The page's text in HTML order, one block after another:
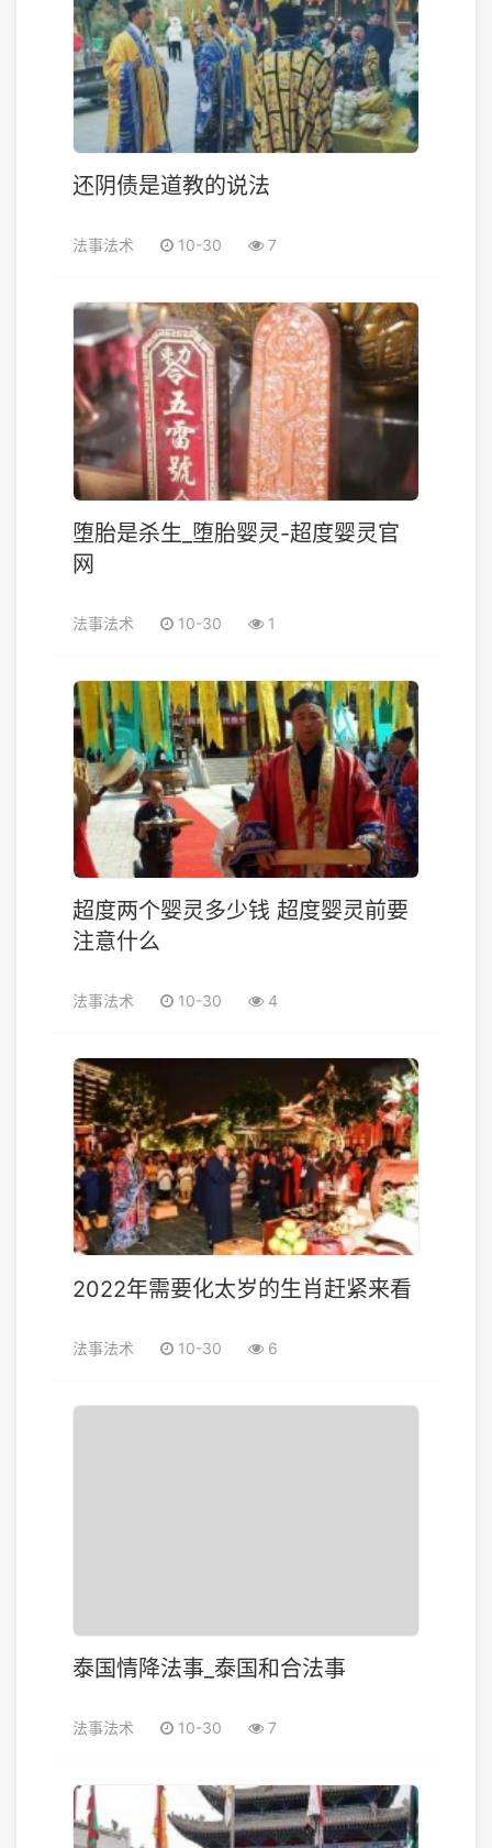
还阴债是道教的说法
法事法术 10-30 7
堕胎是杀生_堕胎婴灵-超度婴灵官
网
法事法术 10-30 1
超度两个婴灵多少钱 超度婴灵前要
注意什么
法事法术 10-30 4
2022年需要化太岁的生肖赶紧来看
法事法术 10-30 6
泰国情降法事_泰国和合法事
法事法术 10-30 7